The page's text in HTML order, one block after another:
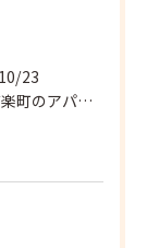
23
豊橋市有楽町のアパートに遺品整理に向かいました。